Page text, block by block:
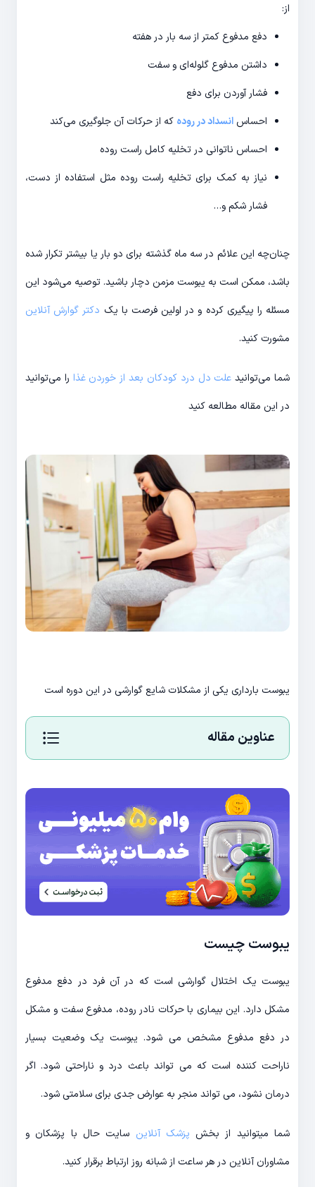
از:
دفع مدفوع کمتر از سه بار در هفته
داشتن مدفوع گلوله‌ای و سفت
فشار آوردن برای دفع
احساس انسداد در روده که از حرکات آن جلوگیری می‌کند
احساس ناتوانی در تخلیه کامل راست روده
نیاز به کمک برای تخلیه راست روده مثل استفاده از دست،
فشار شکم و…
چنان‌چه این علائم در سه ماه گذشته برای دو بار یا بیشتر تکرار شده
باشد، ممکن است به یبوست مزمن دچار باشید. توصیه می‌شود این
مسئله را پیگیری کرده و در اولین فرصت با یک دکتر گوارش آنلاین
مشورت کنید.
شما می‌توانید علت دل درد کودکان بعد از خوردن غذا را می‌توانید
در این مقاله مطالعه کنید
یبوست بارداری یکی از مشکلات شایع گوارشی در این دوره است
عناوین مقاله
یبوست چیست
یبوست یک اختلال گوارشی است که در آن فرد در دفع مدفوع
مشکل دارد. این بیماری با حرکات نادر روده، مدفوع سفت و مشکل
در دفع مدفوع مشخص می شود. یبوست یک وضعیت بسیار
ناراحت کننده است که می تواند باعث درد و ناراحتی شود. اگر
درمان نشود، می تواند منجر به عوارض جدی برای سلامتی شود.
شما میتوانید از بخش پزشک آنلاین سایت حال با پزشکان و
مشاوران آنلاین در هر ساعت از شبانه روز ارتباط برقرار کنید.